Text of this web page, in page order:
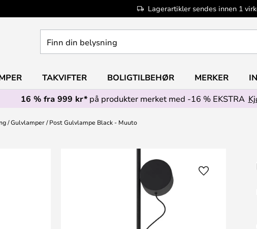
Lagerartikler sendes innen 1
din
TAKVIFTER BOLIGTILBEHØR MERKER
16 % fra 999 kr*på produkter merket med -16 % EKSTRA
Gulvlamper Post Gulvlampe Black - Muuto